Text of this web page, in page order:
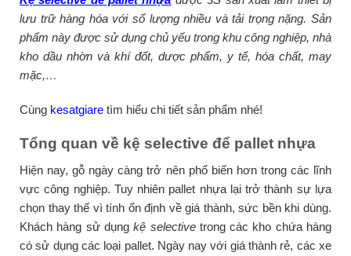
lưu trữ hàng hóa với số lượng nhiều và tải trọng nặng. Sản
phẩm này được sử dụng chủ yếu trong khu công nghiệp, nhà
kho dầu nhờn và khí đốt, dược phẩm, y tế, hóa chất, may
mặc,…
Cùng kesatgiare tìm hiểu chi tiết sản phẩm nhé!
Tổng quan về kệ selective để pallet nhựa
Hiện nay, gỗ ngày càng trở nên phổ biến hơn trong các lĩnh
vực công nghiệp. Tuy nhiên pallet nhựa lại trở thành sự lựa
chọn thay thế vì tính ổn định về giá thành, sức bền khi dùng.
Khách hàng sử dụngkệ selectivetrong các kho chứa hàng
có sử dụng các loại pallet. Ngày nay với giá thành rẻ, các xe